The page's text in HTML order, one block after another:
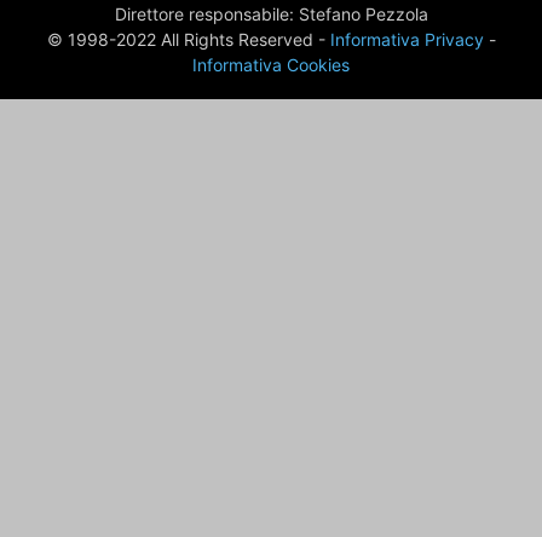
Direttore responsabile: Stefano Pezzola
© 1998-2022 All Rights Reserved - Informativa Privacy-
Informativa Cookies